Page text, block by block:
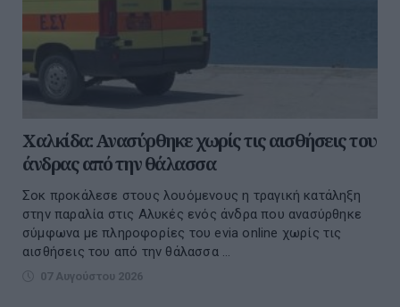
Χαλκίδα: Ανασύρθηκε χωρίς τις αισθήσεις του
άνδρας από την θάλασσα
Σοκ προκάλεσε στους λουόμενους η τραγική κατάληξη
στην παραλία στις Αλυκές ενός άνδρα που ανασύρθηκε
σύμφωνα με πληροφορίες του evia online χωρίς τις
αισθήσεις του από την θάλασσα ...
07 Αυγούστου 2026